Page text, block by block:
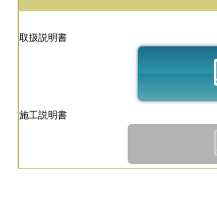
取扱説明書
施工説明書